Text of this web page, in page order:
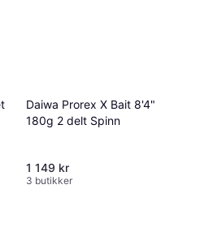
Daiwa Prorex X Bait 8'4"
180g 2 delt Spinn
1 149 kr
3 butikker